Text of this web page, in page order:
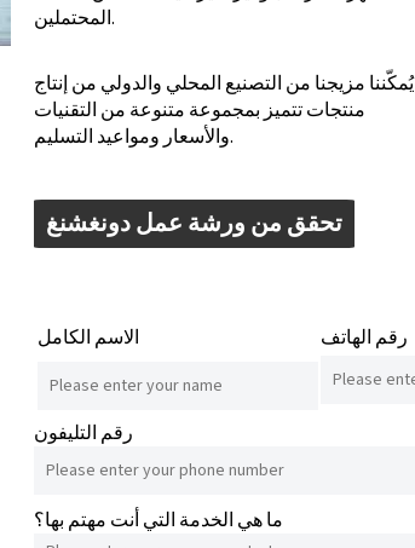
المحتملين.
يُمكّننا مزيجنا من التصنيع المحلي والدولي من إنتاج
منتجات تتميز بمجموعة متنوعة من التقنيات
والأسعار ومواعيد التسليم.
تحقق من ورشة عمل دونغشنغ
الاسم الكامل رقم الهاتف
رقم التليفون
ما هي الخدمة التي أنت مهتم بها؟